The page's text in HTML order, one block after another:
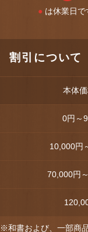
● は休業日で
割引について
本体
0円～
10,000円
70,000円
※和書および、一部商